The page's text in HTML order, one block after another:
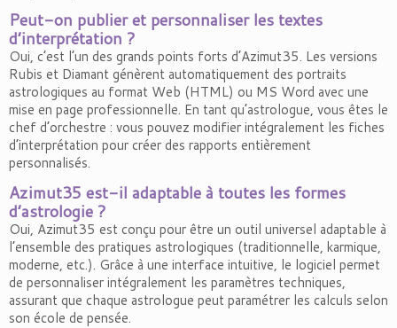
Peut-on publier et personnaliser les textes
d’interprétation ?
Oui, c’est l’un des grands points forts d’Azimut35. Les versions
Rubis et Diamant génèrent automatiquement des portraits
astrologiques au format Web (HTML) ou MS Word avec une
mise en page professionnelle. En tant qu’astrologue, vous êtes le
chef d’orchestre : vous pouvez modifier intégralement les fiches
d’interprétation pour créer des rapports entièrement
personnalisés.
Azimut35 est-il adaptable à toutes les formes
d’astrologie ?
Oui, Azimut35 est conçu pour être un outil universel adaptable à
l’ensemble des pratiques astrologiques (traditionnelle, karmique,
moderne, etc.). Grâce à une interface intuitive, le logiciel permet
de personnaliser intégralement les paramètres techniques,
assurant que chaque astrologue peut paramétrer les calculs selon
son école de pensée.